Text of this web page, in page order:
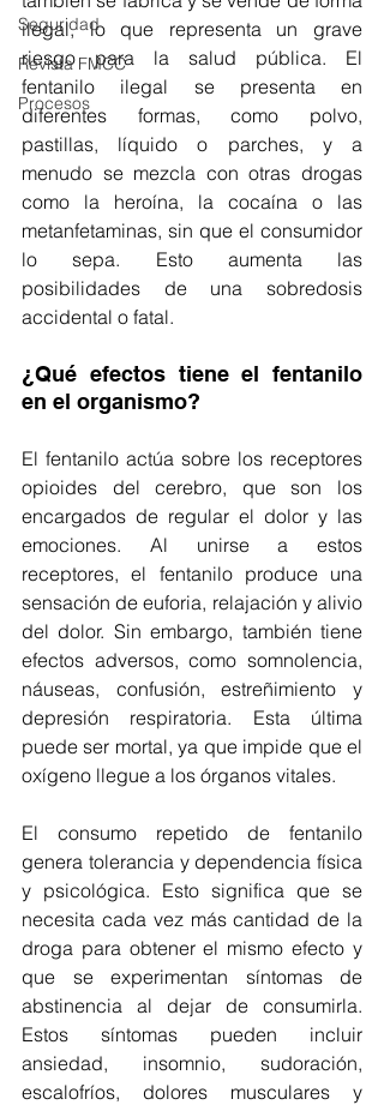
Seguridad
Revista FMCC
Procesos
ilegal, lo que representa un grave
riesgo para la salud pública. El
fentanilo ilegal se presenta en
diferentes formas, como polvo,
pastillas, líquido o parches, y a
menudo se mezcla con otras drogas
como la heroína, la cocaína o las
metanfetaminas, sin que el consumidor
lo sepa. Esto aumenta las
posibilidades de una sobredosis
accidental o fatal.
¿Qué efectos tiene el fentanilo
en el organismo?
El fentanilo actúa sobre los receptores
opioides del cerebro, que son los
encargados de regular el dolor y las
emociones. Al unirse a estos
receptores, el fentanilo produce una
sensación de euforia, relajación y alivio
del dolor. Sin embargo, también tiene
efectos adversos, como somnolencia,
náuseas, confusión, estreñimiento y
depresión respiratoria. Esta última
puede ser mortal, ya que impide que el
oxígeno llegue a los órganos vitales.
El consumo repetido de fentanilo
genera tolerancia y dependencia física
y psicológica. Esto significa que se
necesita cada vez más cantidad de la
droga para obtener el mismo efecto y
que se experimentan síntomas de
abstinencia al dejar de consumirla.
Estos síntomas pueden incluir
ansiedad, insomnio, sudoración,
escalofríos, dolores musculares y